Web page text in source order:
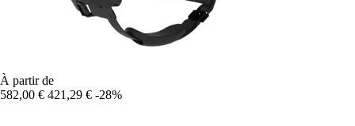
À partir de
582,00 € 421,29 € -28%